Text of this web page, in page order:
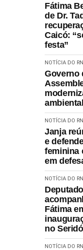
Fátima
de Dr.
Caicó:
festa”
NOTÍCIA DO
Governo
ambiental
NOTÍCIA DO
Janja
e
feminina
em
NOTÍCIA DO
Fátima
no Seridó
NOTÍCIA DO